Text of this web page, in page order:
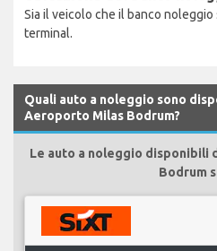
Sia il veicolo che il banco
terminal.
Quali auto a noleggio sono
Aeroporto Milas Bodrum?
Le auto a noleggio disponibili
Bodrum